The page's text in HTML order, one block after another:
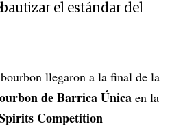
el estándar del
llegaron a la final de la
de Barrica Única en la
Competition